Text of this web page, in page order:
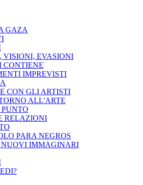
GAZA
VISIONI, EVASIONI
CONTIENE
IMPREVISTI
CON GLI ARTISTI
ALL'ARTE
RELAZIONI
PARA NEGROS
NUOVI IMMAGINARI